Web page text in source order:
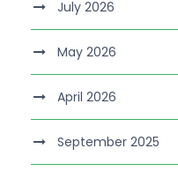
July 2026
May 2026
April 2026
September 2025